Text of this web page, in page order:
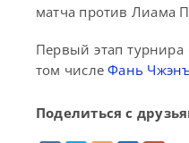
матча против Лиама
Первый этап турнира
том числеФань
Поделиться с